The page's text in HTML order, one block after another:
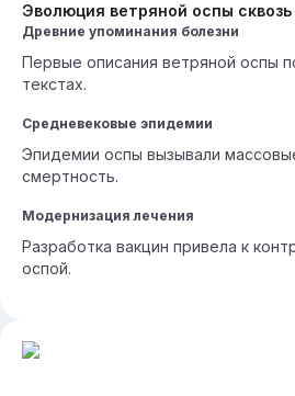
Эволюция ветряной оспы сквозь
Древние упоминания болезни
Первые описания ветряной оспы
текстах.
Средневековые эпидемии
Эпидемии оспы вызывали
смертность.
Модернизация лечения
Разработка вакцин привела к
оспой.